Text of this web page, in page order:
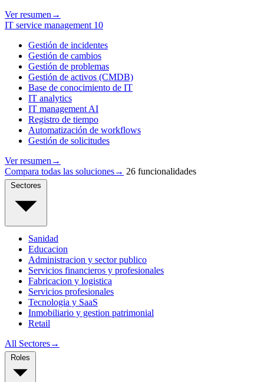
Ver resumen →
IT service management 10
Gestión de incidentes
Gestión de cambios
Gestión de problemas
Gestión de activos (CMDB)
Base de conocimiento de IT
IT analytics
IT management AI
Registro de tiempo
Automatización de workflows
Gestión de solicitudes
Ver resumen →
Compara todas las soluciones→ 26 funcionalidades
Sanidad
Educacion
Administracion y sector publico
Servicios financieros y profesionales
Fabricacion y logistica
Servicios profesionales
Tecnologia y SaaS
Inmobiliario y gestion patrimonial
Retail
All Sectores→